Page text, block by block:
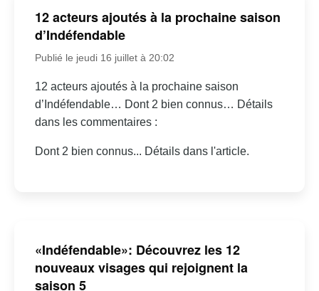
12 acteurs ajoutés à la prochaine saison
d’Indéfendable
Publié le jeudi 16 juillet à 20:02
12 acteurs ajoutés à la prochaine saison
d’Indéfendable… Dont 2 bien connus… Détails
dans les commentaires :
Dont 2 bien connus... Détails dans l'article.
«Indéfendable»: Découvrez les 12
nouveaux visages qui rejoignent la
saison 5